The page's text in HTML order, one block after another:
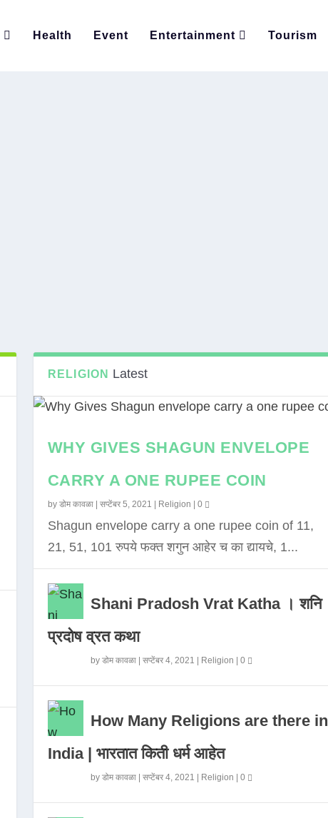
Health Event Entertainment Tourism
RELIGION Latest
WHY GIVES SHAGUN ENVELOPE
CARRY A ONE RUPEE COIN
by डोम कावळा| सप्टेंबर 5, 2021 Religion 0
Shagun envelope carry a one rupee coin of 11,
21, 51, 101 रुपये फक्त शगुन आहेर च का द्यायचे, 1...
Shani Pradosh Vrat Katha । शनि
प्रदोष व्रत कथा
by डोम कावळा| सप्टेंबर 4, 2021 Religion 0
How Many Religions are there in
India | भारतात किती धर्म आहेत
by डोम कावळा| सप्टेंबर 4, 2021 Religion 0